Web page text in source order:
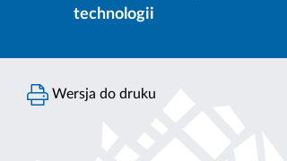
technologii
Wersja do druku